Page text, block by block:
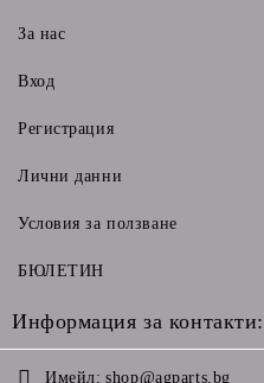
За нас
Вход
Регистрация
Лични данни
Условия за ползване
БЮЛЕТИН
Информация за контакти:
Имейл: shop@agparts.bg